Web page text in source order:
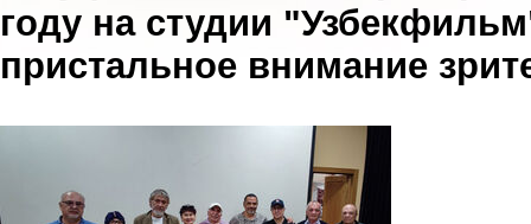
году на студии
пристальное внимание